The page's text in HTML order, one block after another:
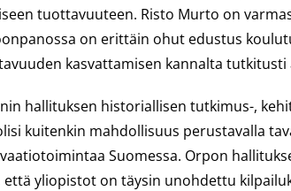
tuottavuuteen. Risto Murto on
on erittäin ohut edustus
kasvattamisen kannalta tutkitusti
hallituksen historiallisen tutkimus-,
kuitenkin mahdollisuus perustavalla
Suomessa. Orpon
että yliopistot on täysin unohdettu